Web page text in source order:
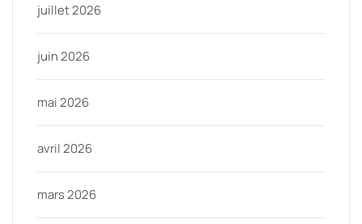
juillet 2026
juin 2026
mai 2026
avril 2026
mars 2026